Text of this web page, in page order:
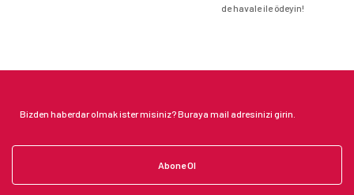
de havale ile ödeyin!
Abone Ol